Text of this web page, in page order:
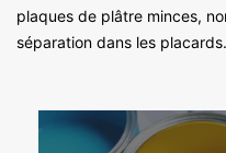
plaques de plâtre minces,
séparation dans les placards.